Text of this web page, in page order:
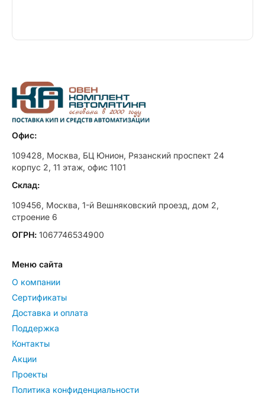
Офис:
109428, Москва, БЦ Юнион, Рязанский проспект 24
корпус 2, 11 этаж, офис 1101
Склад:
109456, Москва, 1-й Вешняковский проезд, дом 2,
строение 6
ОГРН: 1067746534900
Меню сайта
О компании
Сертификаты
Доставка и оплата
Поддержка
Контакты
Акции
Проекты
Политика конфиденциальности